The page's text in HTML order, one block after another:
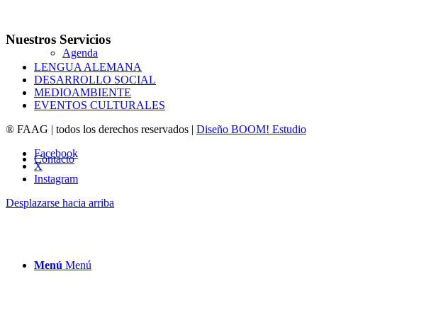
Agenda
Contacto
Menú Menú
Nuestros Servicios
LENGUA ALEMANA
DESARROLLO SOCIAL
MEDIOAMBIENTE
EVENTOS CULTURALES
® FAAG | todos los derechos reservados | Diseño BOOM! Estudio
Facebook
X
Instagram
Desplazarse hacia arriba